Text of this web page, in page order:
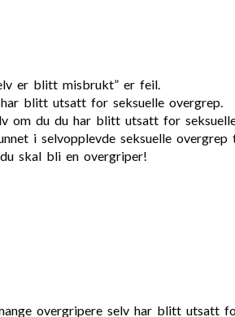
er blitt misbrukt” er feil.
blitt utsatt for seksuelle overgrep.
om du du har blitt utsatt for
i selvopplevde seksuelle overgrep
skal bli en overgriper!
overgripere selv har blitt utsatt